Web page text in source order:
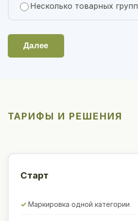
Несколько товарных групп
Далее
ТАРИФЫ И РЕШЕНИЯ
Старт
Маркировка одной категории